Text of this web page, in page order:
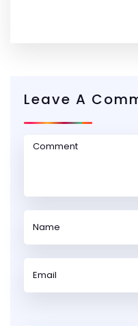
Leave A